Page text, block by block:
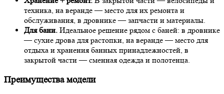
техника, на веранде — место для их ремонта и
обслуживания, в дровнике — запчасти и материалы.
Для бани. Идеальное решение рядом с баней: в дровнике
— сухие дрова для растопки, на веранде — место для
отдыха и хранения банных принадлежностей, в
закрытой части — сменная одежда и полотенца.
Преимущества модели